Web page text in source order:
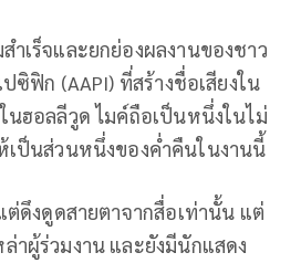
ำเร็จและยกย่องผลงานของชาว
ซิฟิก (AAPI) ที่สร้างชื่อเสียงใน
นฮอลลีวูด ไมค์ถือเป็นหนึ่งในไม่
เป็นส่วนหนึ่งของค่ำคืนในงานนี้
ต่ดึงดูดสายตาจากสื่อเท่านั้น แต่
าผู้ร่วมงาน และยังมีนักแสดง